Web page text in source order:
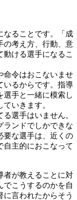
なることです。「成
の考え方、行動、意
ける選手になるこ
命令はおこないませ
いるからです。指導
選手と一緒に模索し
いきます。
選手はいません。
ランドでしかできな
要な選手は、近くの
自主的におこなって
者が教えることに対
でこうするのかを自
言われたからそう